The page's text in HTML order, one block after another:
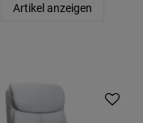
Artikel anzeigen